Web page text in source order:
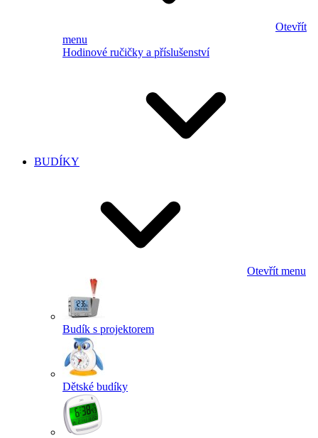
Otevřít
menu
Hodinové ručičky a příslušenství
BUDÍKY
Otevřít menu
Budík s projektorem
Dětské budíky